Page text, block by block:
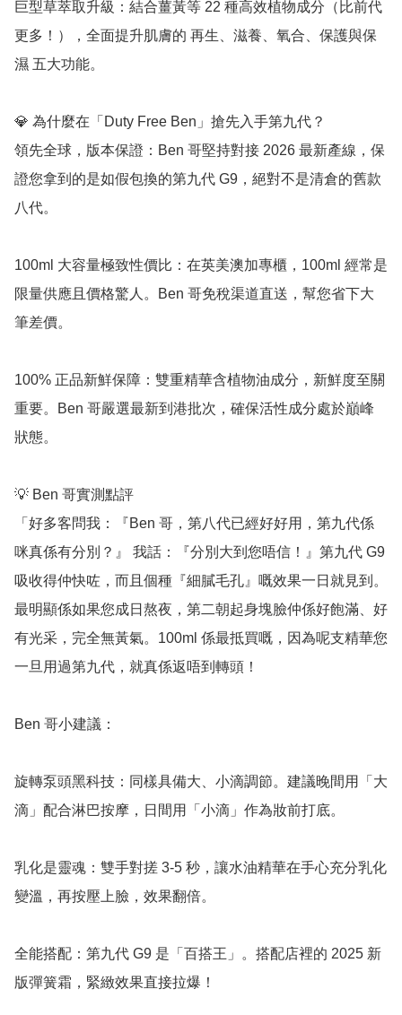
巨型草萃取升級：結合薑黃等 22 種高效植物成分（比前代
更多！），全面提升肌膚的 再生、滋養、氧合、保護與保
濕 五大功能。
💎 為什麼在「Duty Free Ben」搶先入手第九代？
領先全球，版本保證：Ben 哥堅持對接 2026 最新產線，保
證您拿到的是如假包換的第九代 G9，絕對不是清倉的舊款
八代。
100ml 大容量極致性價比：在英美澳加專櫃，100ml 經常是
限量供應且價格驚人。Ben 哥免稅渠道直送，幫您省下大
筆差價。
100% 正品新鮮保障：雙重精華含植物油成分，新鮮度至關
重要。Ben 哥嚴選最新到港批次，確保活性成分處於巔峰
狀態。
💡 Ben 哥實測點評
「好多客問我：『Ben 哥，第八代已經好好用，第九代係
咪真係有分別？』 我話：『分別大到您唔信！』第九代 G9
吸收得仲快咗，而且個種『細膩毛孔』嘅效果一日就見到。
最明顯係如果您成日熬夜，第二朝起身塊臉仲係好飽滿、好
有光采，完全無黃氣。100ml 係最抵買嘅，因為呢支精華您
一旦用過第九代，就真係返唔到轉頭！
Ben 哥小建議：
旋轉泵頭黑科技：同樣具備大、小滴調節。建議晚間用「大
滴」配合淋巴按摩，日間用「小滴」作為妝前打底。
乳化是靈魂：雙手對搓 3-5 秒，讓水油精華在手心充分乳化
變溫，再按壓上臉，效果翻倍。
全能搭配：第九代 G9 是「百搭王」。搭配店裡的 2025 新